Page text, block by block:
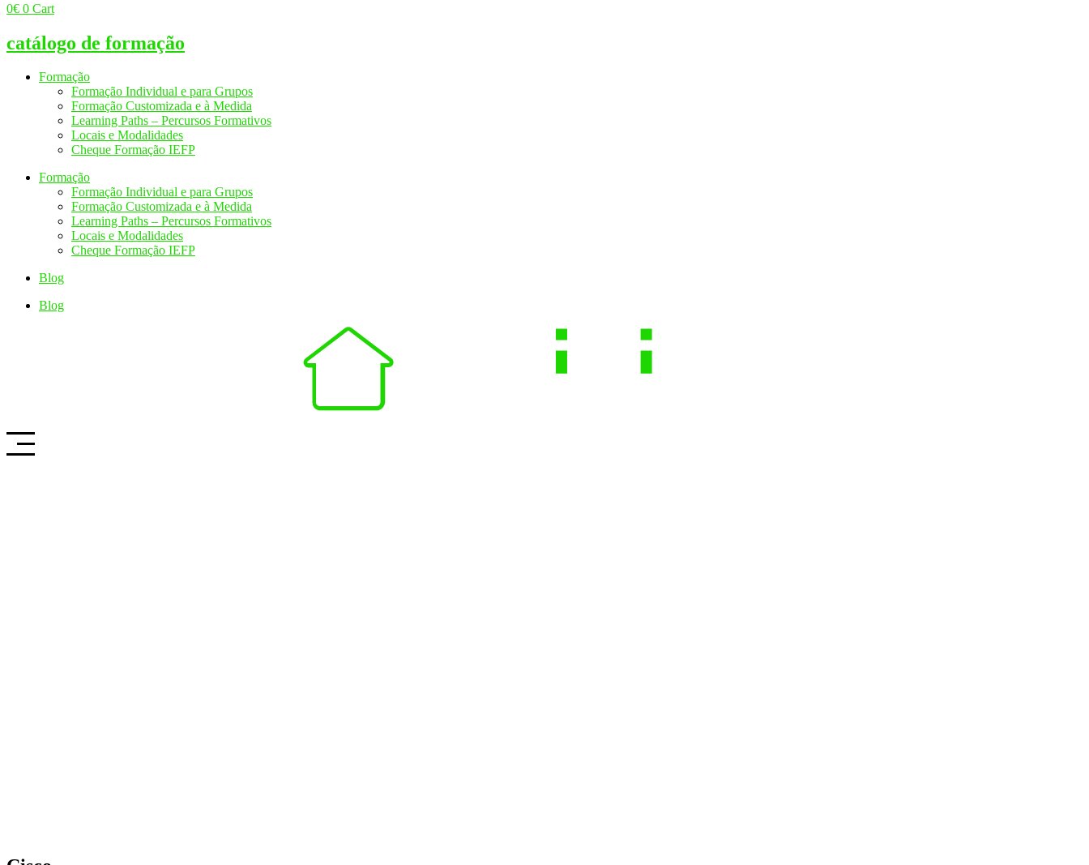
0€ 0 Cart
catálogo de formação
Formação
Formação Individual e para Grupos
Formação Customizada e à Medida
Learning Paths – Percursos Formativos
Locais e Modalidades
Cheque Formação IEFP
Formação
Formação Individual e para Grupos
Formação Customizada e à Medida
Learning Paths – Percursos Formativos
Locais e Modalidades
Cheque Formação IEFP
Blog
Blog